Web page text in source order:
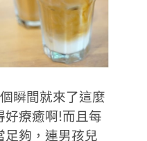
瞬間就來了這麼
好療癒啊!而且每
足夠，連男孩兒